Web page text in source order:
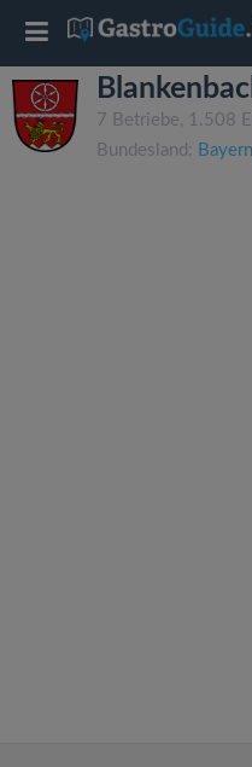
7 Betriebe, 1.508
Bundesland: Bayern
T
o
g